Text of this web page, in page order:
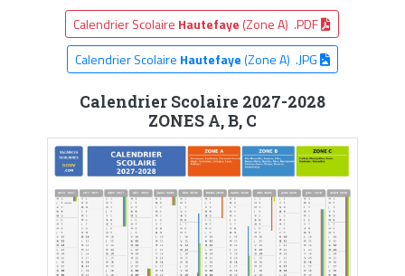
Calendrier Scolaire Hautefaye (Zone A) .PDF
Calendrier Scolaire Hautefaye(Zone A) .JPG
Calendrier Scolaire 2027-2028
ZONES A, B, C